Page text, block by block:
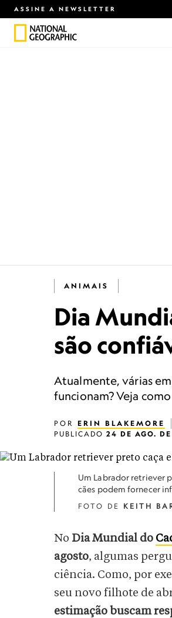
ASSINE A NEWSLETTER
ANIMAIS
Dia
são
Atualmente, várias
funcionam? Veja
POR ERIN BLAKEMORE
PUBLICADO 24 DE AGO.
Um Labrador retriever
cães podem fornecer
FOTO DE KEITH
No Dia Mundial do
agosto, algumas
ciência. Como, por
seu novo filhote de
estimação buscam